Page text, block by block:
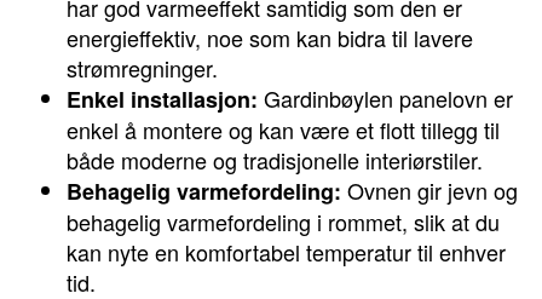
har god varmeeffekt samtidig som den er
energieffektiv, noe som kan bidra til lavere
strømregninger.
Enkel installasjon: Gardinbøylen panelovn er
enkel å montere og kan være et flott tillegg til
både moderne og tradisjonelle interiørstiler.
Behagelig varmefordeling: Ovnen gir jevn og
behagelig varmefordeling i rommet, slik at du
kan nyte en komfortabel temperatur til enhver
tid.